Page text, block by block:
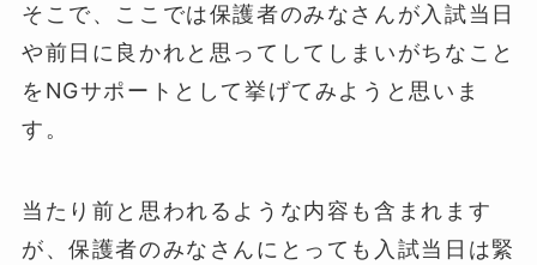
そこで、ここでは保護者のみなさんが入試当日
や前日に良かれと思ってしてしまいがちなこと
をNGサポートとして挙げてみようと思いま
す。
当たり前と思われるような内容も含まれます
が、保護者のみなさんにとっても入試当日は緊